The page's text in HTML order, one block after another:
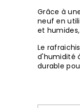
Grâce à
neuf en
et
Le
d'humidité
durable